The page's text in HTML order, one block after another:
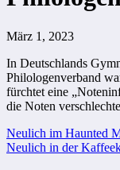
März 1, 2023
In Deutschlands
Philologenverband
fürchtet eine
die Noten
Neulich im Haunted
Neulich in der